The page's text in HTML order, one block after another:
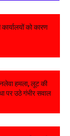
को कारण
हमला, लूट की
पर उठे गंभीर सवाल